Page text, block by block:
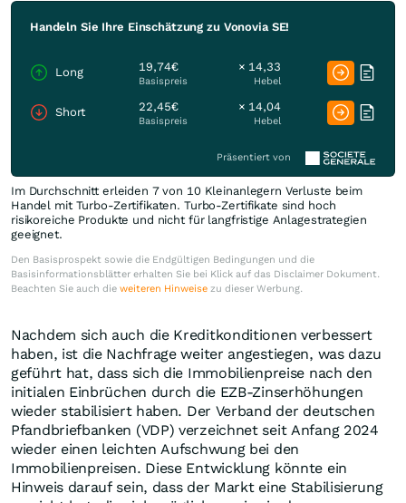
Handeln Sie Ihre Einschätzung zu Vonovia SE!
Long 19,74€
Basispreis
× 14,33
Hebel
Short 22,45€
Basispreis
× 14,04
Hebel
Präsentiert von
Im Durchschnitt erleiden 7 von 10 Kleinanlegern Verluste beim
Handel mit Turbo-Zertifikaten. Turbo-Zertifikate sind hoch
risikoreiche Produkte und nicht für langfristige Anlagestrategien
geeignet.
Den Basisprospekt sowie die Endgültigen Bedingungen und die
Basisinformationsblätter erhalten Sie bei Klick auf das Disclaimer Dokument.
Beachten Sie auch die weiteren Hinweise zu dieser Werbung.
Nachdem sich auch die Kreditkonditionen verbessert
haben, ist die Nachfrage weiter angestiegen, was dazu
geführt hat, dass sich die Immobilienpreise nach den
initialen Einbrüchen durch die EZB-Zinserhöhungen
wieder stabilisiert haben. Der Verband der deutschen
Pfandbriefbanken (VDP) verzeichnet seit Anfang 2024
wieder einen leichten Aufschwung bei den
Immobilienpreisen. Diese Entwicklung könnte ein
Hinweis darauf sein, dass der Markt eine Stabilisierung